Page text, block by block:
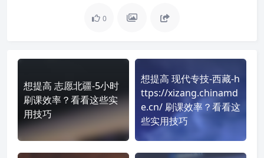
0
想提高 志愿北疆-5小时
刷课效率？看看这些实
用技巧
想提高 现代专技-西藏-h
ttps://xizang.chinamd
e.cn/ 刷课效率？看看这
些实用技巧